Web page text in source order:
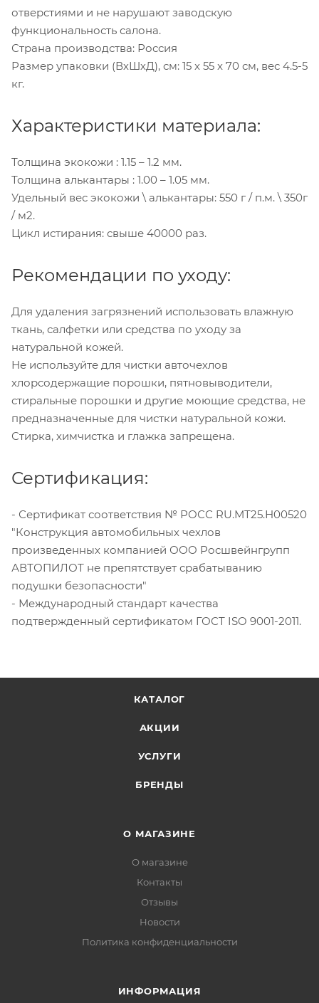
отверстиями и не нарушают заводскую
функциональность салона.
Страна производства: Россия
Размер упаковки (ВхШхД), см: 15 x 55 x 70 см, вес 4.5-5
кг.
Характеристики материала:
Толщина экокожи : 1.15 – 1.2 мм.
Толщина алькантары : 1.00 – 1.05 мм.
Удельный вес экокожи \ алькантары: 550 г / п.м. \ 350г
/ м2.
Цикл истирания: свыше 40000 раз.
Рекомендации по уходу:
Для удаления загрязнений использовать влажную
ткань, салфетки или средства по уходу за
натуральной кожей.
Не используйте для чистки авточехлов
хлорсодержащие порошки, пятновыводители,
стиральные порошки и другие моющие средства, не
предназначенные для чистки натуральной кожи.
Стирка, химчистка и глажка запрещена.
Сертификация:
- Сертификат соответствия № РОСС RU.МТ25.Н00520
"Конструкция автомобильных чехлов
произведенных компанией ООО Росшвейнгрупп
АВТОПИЛОТ не препятствует срабатыванию
подушки безопасности"
- Международный стандарт качества
подтвержденный сертификатом ГОСТ ISO 9001-2011.
КАТАЛОГ
АКЦИИ
УСЛУГИ
БРЕНДЫ
О МАГАЗИНЕ
О магазине
Контакты
Отзывы
Новости
Политика конфиденциальности
ИНФОРМАЦИЯ